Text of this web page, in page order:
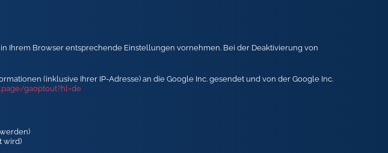
Ihrem Browser entsprechende Einstellungen vornehmen. Bei der Deaktivierung von
(inklusive Ihrer IP-Adresse) an die Google Inc. gesendet und von der Google Inc.
gaoptout?hl=de
wird)